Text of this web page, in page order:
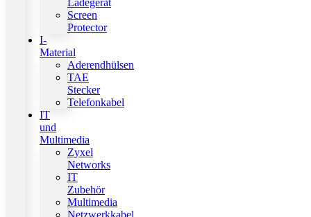
Screen
Protector
I-
Material
Aderendhülsen
TAE
Stecker
Telefonkabel
IT
und
Multimedia
Zyxel
Networks
IT
Zubehör
Multimedia
Netzwerkkabel